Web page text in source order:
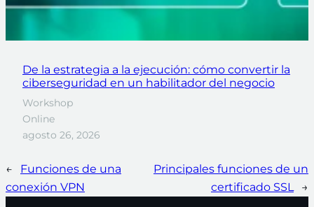
De la estrategia a la ejecución: cómo convertir la
ciberseguridad en un habilitador del negocio
Workshop
Online
agosto 26, 2026
←
Funciones de una
conexión VPN
Principales funciones de un
certificado SSL
→